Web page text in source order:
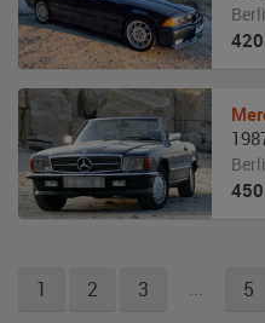
420
450
1 2 3 ... 5